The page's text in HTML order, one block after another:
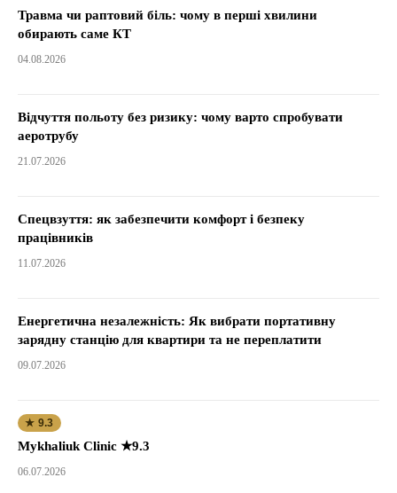
Травма чи раптовий біль: чому в перші хвилини
обирають саме КТ
04.08.2026
Відчуття польоту без ризику: чому варто спробувати
аеротрубу
21.07.2026
Спецвзуття: як забезпечити комфорт і безпеку
працівників
11.07.2026
Енергетична незалежність: Як вибрати портативну
зарядну станцію для квартири та не переплатити
09.07.2026
★ 9.3
Mykhaliuk Clinic ★9.3
06.07.2026